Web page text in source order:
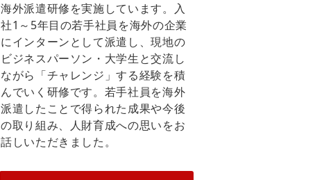
海外派遣研修を実施しています。入
社1～5年目の若手社員を海外の企業
にインターンとして派遣し、現地の
ビジネスパーソン・大学生と交流し
ながら「チャレンジ」する経験を積
んでいく研修です。若手社員を海外
派遣したことで得られた成果や今後
の取り組み、人財育成への思いをお
話しいただきました。